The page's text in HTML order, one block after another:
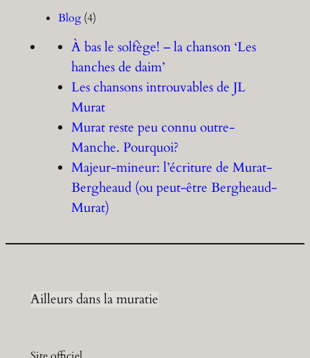
Blog(4)
À bas le solfège! – la chanson ‘Les
hanches de daim’
Les chansons introuvables de JL
Murat
Murat reste peu connu outre-
Manche. Pourquoi?
Majeur-mineur: l’écriture de Murat-
Bergheaud (ou peut-être Bergheaud-
Murat)
Ailleurs dans la muratie